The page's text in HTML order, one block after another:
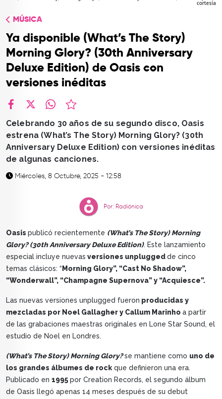
CONTACTO
cortesía
MÚSICA
Ya disponible (What’s The Story)
Morning Glory? (30th Anniversary
Deluxe Edition) de Oasis con
versiones inéditas
Celebrando 30 años de su segundo disco, Oasis
estrena (What’s The Story) Morning Glory? (30th
Anniversary Deluxe Edition) con versiones inéditas
de algunas canciones.
Miércoles, 8 Octubre, 2025 - 12:58
Por: Radiónica
Oasis publicó recientemente (What’s The Story) Morning
Glory? (30th Anniversary Deluxe Edition). Este lanzamiento
especial incluye nuevas versiones unpluggedde cinco
temas clásicos: “ Morning Glory”, “Cast No Shadow”,
“Wonderwall”, “Champagne Supernova” y “Acquiesce”.
Las nuevas versiones unplugged fueron producidas y
mezcladas por Noel Gallagher y Callum Marinho a partir
de las grabaciones maestras originales en Lone Star Sound, el
estudio de Noel en Londres.
(What’s The Story) Morning Glory?se mantiene como uno de
los grandes álbumes de rockque definieron una era.
Publicado en 1995por Creation Records, el segundo álbum
de Oasis llegó apenas 14 meses después de su debut